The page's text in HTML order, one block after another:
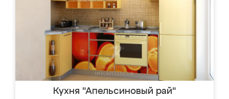
Кухня "Апельсиновый рай"